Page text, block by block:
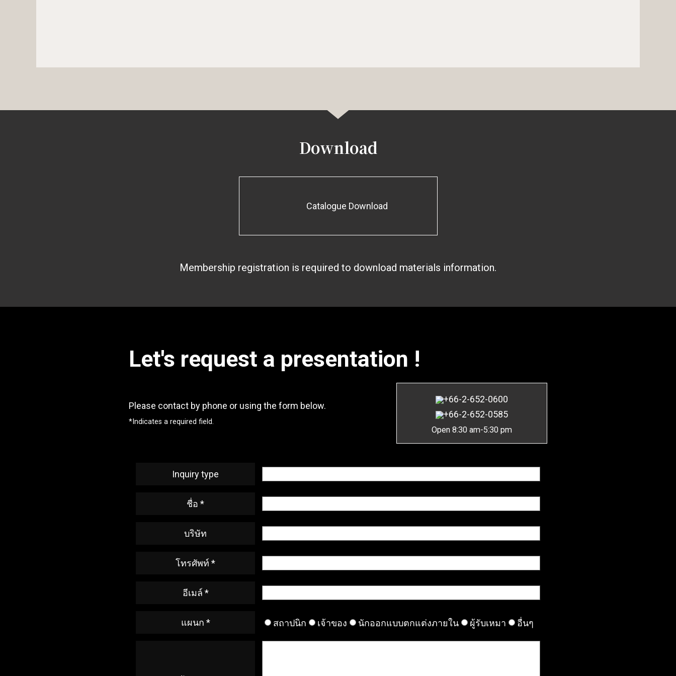
Download
Catalogue Download
Membership registration is required to download materials information.
Let's request a presentation !
Please contact by phone or using the form below.
*Indicates a required field.
+66-2-652-0600
+66-2-652-0585
Open 8:30 am-5:30 pm
Inquiry type
ชื่อ *
บริษัท
โทรศัพท์ *
อีเมล์ *
แผนก * สถาปนิก เจ้าของ นักออกแบบตกแต่งภายใน ผู้รับเหมา อื่นๆ